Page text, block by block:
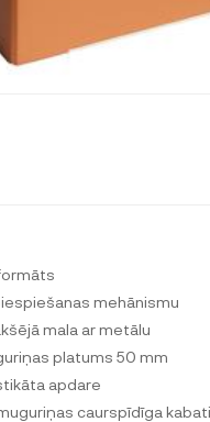
mehānismu
mala ar metālu
platums 50 mm
apdare
caurspīdīga